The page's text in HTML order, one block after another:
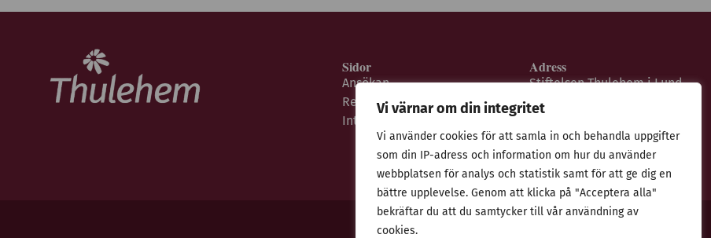
Vi värnar om din integritet
Vi använder cookies för att samla in och behandla uppgifter
som din IP-adress och information om hur du använder
webbplatsen för analys och statistik samt för att ge dig en
bättre upplevelse. Genom att klicka på "Acceptera alla"
bekräftar du att du samtycker till vår användning av
cookies.
Sidor
Ansökan
Restaurangen
Integritetspolicy
Adress
Stiftelsen Thulehem i Lund
Thulehemsvägen 40
© Stiftelsen Thulehem 2025